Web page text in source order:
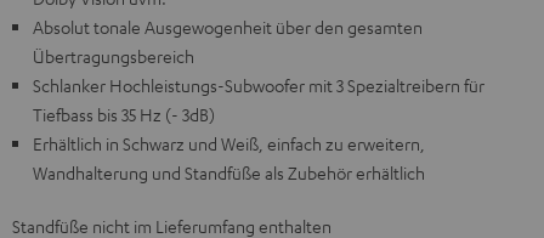
Absolut tonale Ausgewogenheit über den gesamten
Übertragungsbereich
Schlanker Hochleistungs-Subwoofer mit 3 Spezialtreibern für
Tiefbass bis 35 Hz (- 3dB)
Erhältlich in Schwarz und Weiß, einfach zu erweitern,
Wandhalterung und Standfüße als Zubehör erhältlich
Standfüße nicht im Lieferumfang enthalten